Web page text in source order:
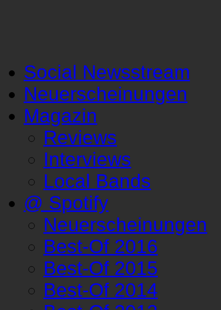
Social Newsstream
Neuerscheinungen
Magazin
Reviews
Interviews
Local Bands
@ Spotify
Neuerscheinungen
Best-Of 2016
Best-Of 2015
Best-Of 2014